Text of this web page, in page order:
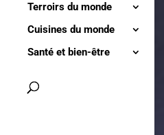
Terroirs du monde
Cuisines du monde
Santé et bien-être